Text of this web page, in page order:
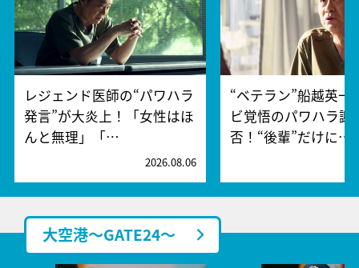
レジェンド医師の“パワハラ
発言”が大炎上！「女性はほ
んと無理」「…
2026.08.06
“ベテラン”船越英一
ビ覚悟のパワハラ謝
否！“後輩”だけに…
大空港～GATE24～